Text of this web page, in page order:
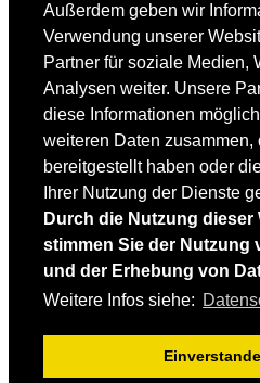
Außerdem geben wir
Verwendung unserer
Partner für soziale Medien,
Analysen weiter. Unsere
diese Informationen
weiteren Daten zusammen,
bereitgestellt haben oder
Ihrer Nutzung der Dienste
Durch die Nutzung dieser
stimmen Sie der Nutzung
und der Erhebung von
Weitere Infos siehe:
SKI
SKITEST
Ski-FAQ
Tipps Ski-Kauf
Ski-Typen
Skishops
EQUIPMENT
Skibekleidung
Skischuhe
Bootfitting
Skihelme
Skiservice selbst
Impressum /